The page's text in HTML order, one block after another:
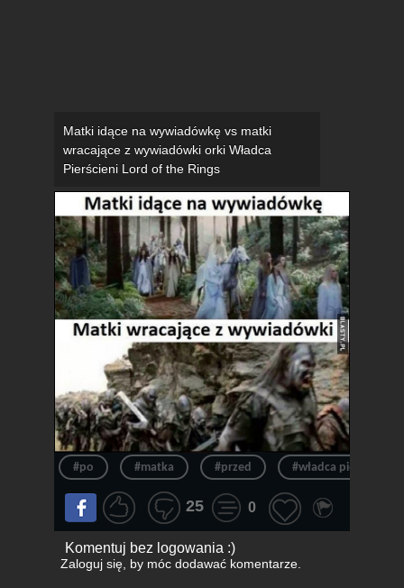
Matki idące na wywiadówkę vs matki
wracające z wywiadówki orki Władca
Pierścieni Lord of the Rings
#po #matka #przed #władca pierścieni
25 0
Komentuj bez logowania :)
Zaloguj się, by móc dodawać komentarze.